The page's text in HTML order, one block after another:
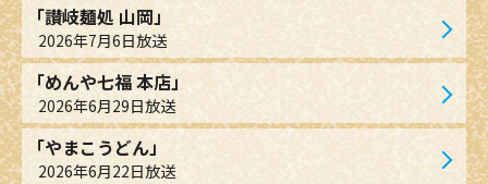
「讃岐麺処 山岡」
2026年7月6日放送
「めんや七福 本店」
2026年6月29日放送
「やまこうどん」
2026年6月22日放送